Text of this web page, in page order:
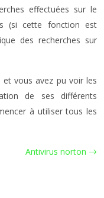
effectuées sur le
(si cette fonction est
des recherches sur
vous avez pu voir les
de ses différents
à utiliser tous les
Antivirus norton